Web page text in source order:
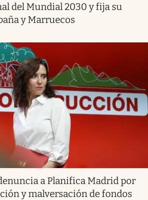
del Mundial 2030 y fija su
y Marruecos
a Planifica Madrid por
y malversación de fondos